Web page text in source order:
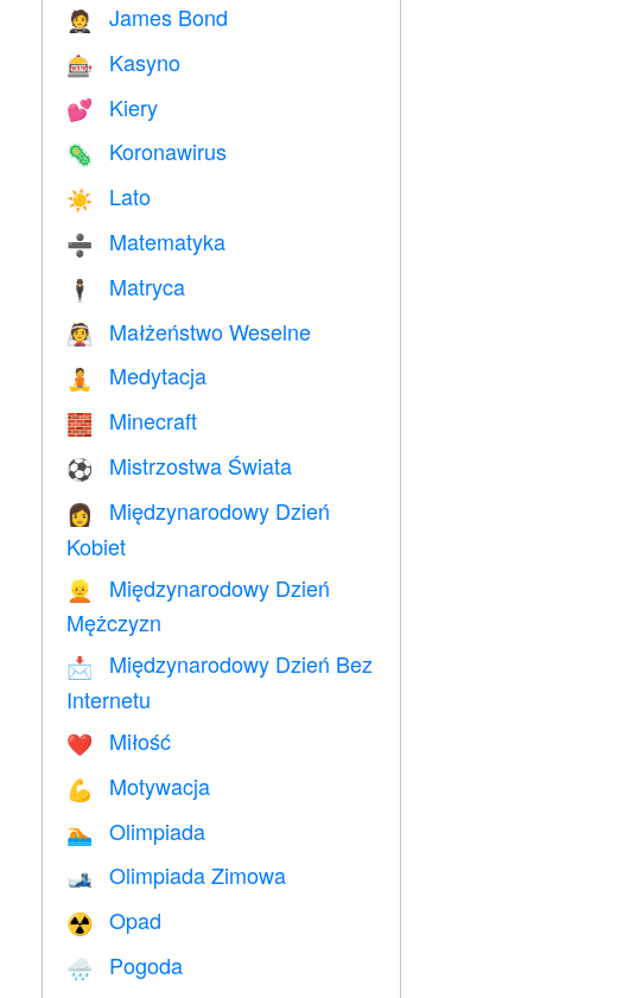
🤵 James Bond
🎰 Kasyno
💕 Kiery
🦠 Koronawirus
☀️ Lato
➗ Matematyka
🕴️ Matryca
👰 Małżeństwo Weselne
🧘 Medytacja
🧱 Minecraft
⚽ Mistrzostwa Świata
👩
Międzynarodowy Dzień
Kobiet
👱
Międzynarodowy Dzień
Mężczyzn
📩
Międzynarodowy Dzień Bez
Internetu
❤️️ Miłość
💪 Motywacja
🏊 Olimpiada
🎿 Olimpiada Zimowa
☢️ Opad
🌧
Pogoda